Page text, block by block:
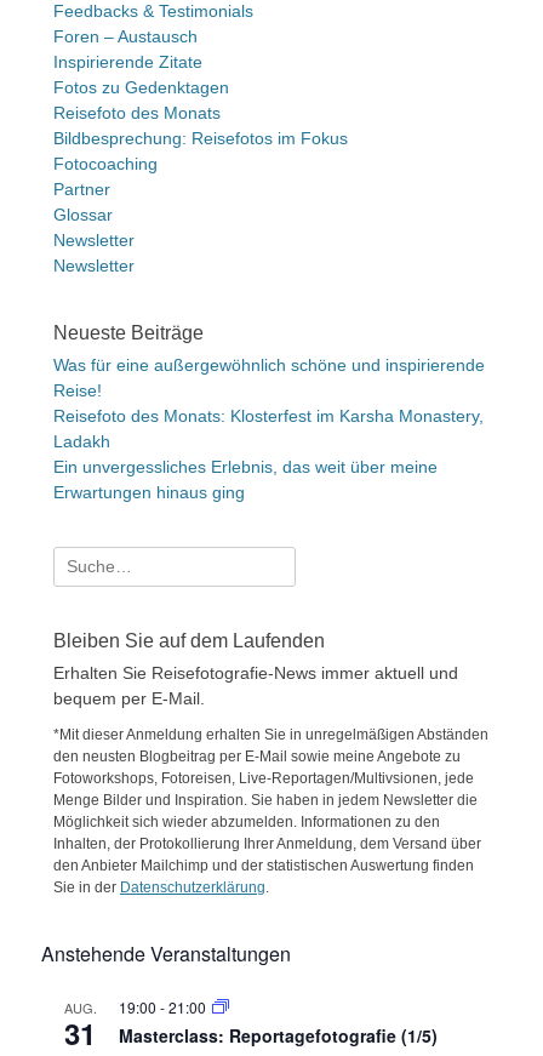
Feedbacks & Testimonials
Foren – Austausch
Inspirierende Zitate
Fotos zu Gedenktagen
Reisefoto des Monats
Bildbesprechung: Reisefotos im Fokus
Fotocoaching
Partner
Glossar
Newsletter
Newsletter
Neueste Beiträge
Was für eine außergewöhnlich schöne und inspirierende
Reise!
Reisefoto des Monats: Klosterfest im Karsha Monastery,
Ladakh
Ein unvergessliches Erlebnis, das weit über meine
Erwartungen hinaus ging
Suche
nach:
Bleiben Sie auf dem Laufenden
Erhalten Sie Reisefotografie-News immer aktuell und
bequem per E-Mail.
*Mit dieser Anmeldung erhalten Sie in unregelmäßigen Abständen
den neusten Blogbeitrag per E-Mail sowie meine Angebote zu
Fotoworkshops, Fotoreisen, Live-Reportagen/Multivsionen, jede
Menge Bilder und Inspiration. Sie haben in jedem Newsletter die
Möglichkeit sich wieder abzumelden. Informationen zu den
Inhalten, der Protokollierung Ihrer Anmeldung, dem Versand über
den Anbieter Mailchimp und der statistischen Auswertung finden
Sie in der Datenschutzerklärung.
Anstehende Veranstaltungen
AUG.
31
19:00 -21:00
Masterclass: Reportagefotografie (1/5)